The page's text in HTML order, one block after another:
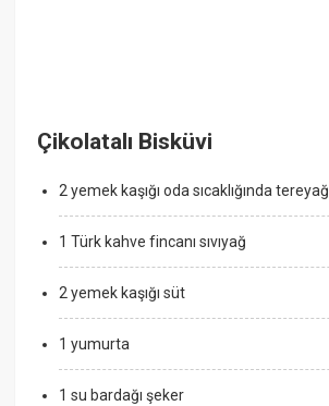
Çikolatalı Bisküvi
2 yemek kaşığı oda sıcaklığında tereyağ
1 Türk kahve fincanı sıvıyağ
2 yemek kaşığı süt
1 yumurta
1 su bardağı şeker